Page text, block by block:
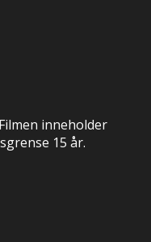
Filmen inneholder
15 år.